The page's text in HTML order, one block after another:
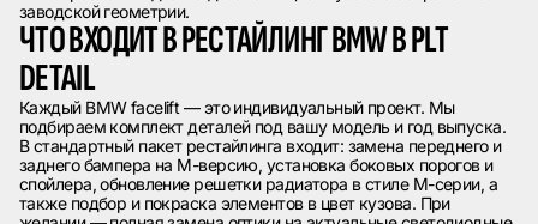
заводской геометрии.
ЧТО ВХОДИТ В РЕСТАЙЛИНГ BMW В PLT
DETAIL
Каждый BMW facelift — это индивидуальный проект. Мы
подбираем комплект деталей под вашу модель и год выпуска.
В стандартный пакет рестайлинга входит: замена переднего и
заднего бампера на M-версию, установка боковых порогов и
спойлера, обновление решетки радиатора в стиле M-серии, а
также подбор и покраска элементов в цвет кузова. При